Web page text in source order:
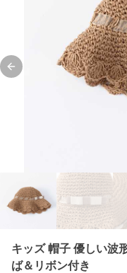
Previous slide
キッズ 帽子 優しい波
ば＆リボン付き